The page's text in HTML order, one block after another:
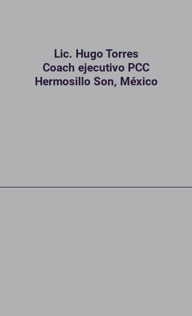
Lic. Hugo Torres
Coach ejecutivo PCC
Hermosillo Son, México